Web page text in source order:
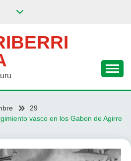
29
vasco en los Gabon de Agirre